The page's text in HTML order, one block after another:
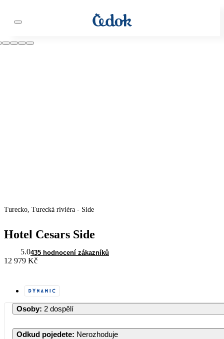
Turecko, Turecká riviéra - Side
Hotel Cesars Side
5.0435 hodnocení zákazníků
12 979 Kč
Osoby: 2 dospělí
Odkud pojedete: Nerozhoduje